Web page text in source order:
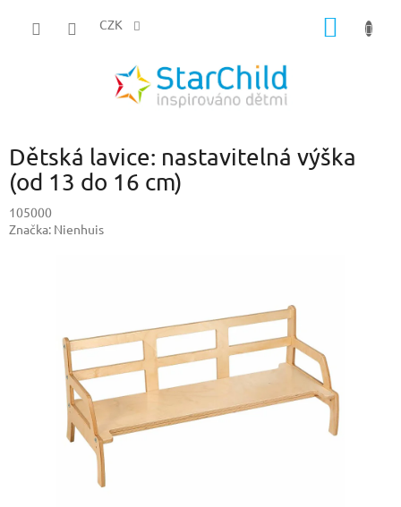
CZK
Dětská lavice: nastavitelná výška
(od 13 do 16 cm)
105000
Značka: Nienhuis